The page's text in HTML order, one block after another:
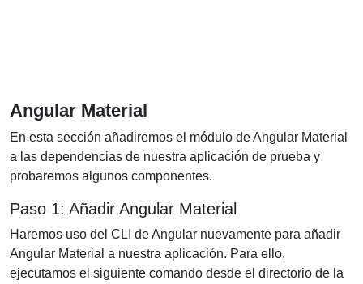
Angular Material
En esta sección añadiremos el módulo de Angular Material
a las dependencias de nuestra aplicación de prueba y
probaremos algunos componentes.
Paso 1: Añadir Angular Material
Haremos uso del CLI de Angular nuevamente para añadir
Angular Material a nuestra aplicación. Para ello,
ejecutamos el siguiente comando desde el directorio de la